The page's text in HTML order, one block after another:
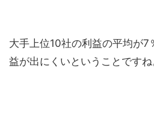
大手上位10社の利益の平均が7
益が出にくいということですね